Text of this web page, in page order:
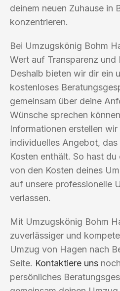
deinem neuen Zuhause in
konzentrieren.
Bei Umzugskönig Bohm
Wert auf Transparenz und
Deshalb bieten wir dir ein
kostenloses
gemeinsam über deine
Wünsche sprechen
Informationen erstellen wir
individuelles Angebot,
Kosten enthält. So hast
von den Kosten deines
auf unsere professionelle
verlassen.
Mit Umzugskönig Bohm
zuverlässiger und
Umzug von Hagen nach
Seite. Kontaktiere uns
persönliches